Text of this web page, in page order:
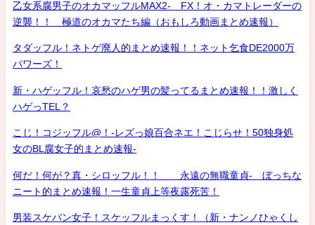
乙女系腐男子のオカマッフルMAX2- FX！オ・カマトレーダーの
逆襲！！ 極道のオカマたち編（おもしろ動画まとめ速報）
タダッフル！ネトゲ廃人的まとめ速報！！ネット乞食DE2000万
パワーズ！
新・ハゲッフル！哀愁のハゲ男の髪ってるまとめ速報！！激しく
ハゲっTEL？
こじ！コジッフル@！-レズっ娘百合ネエ！こじらせ！50独身処
女のBL腐女子的まとめ速報-
何だ！何が？真・シロッフル！！ 永遠の無職童貞- ぼっちな
ニート的まとめ速報！一生童貞上等夜露死苦！
男装スケバン女子！スケッフルまっくす！（新・ナンノひゃくし